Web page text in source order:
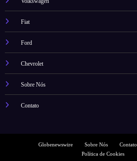
Fiat
Ford
Chevrolet
Sobre Nós
Contato
Globenewswire Sobre Nós Contato
Política de Cookies